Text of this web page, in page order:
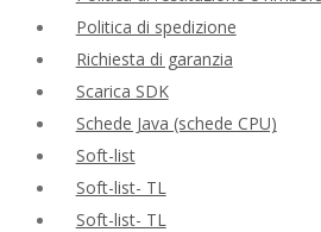
Politica di spedizione
Richiesta di garanzia
Scarica SDK
Schede Java (schede CPU)
Soft-list
Soft-list- TL
Soft-list- TL